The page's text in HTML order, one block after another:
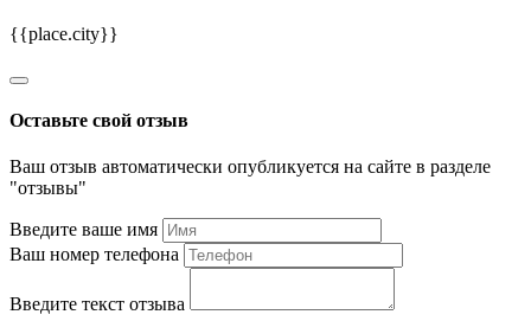
{{place.city}}
Оставьте свой отзыв
Ваш отзыв автоматически опубликуется на сайте в разделе
"отзывы"
Введите ваше имя
Ваш номер телефона
Введите текст отзыва